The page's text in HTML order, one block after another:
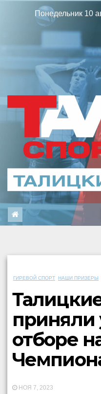
Понедельник 10
ГИРЕВОЙ СПОРТ НАШИ ПРИЗЕРЫ
приняли
отборе
НОЯ 7, 2023